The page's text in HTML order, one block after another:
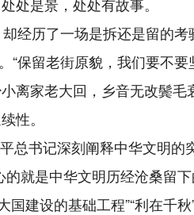
经历了一场是拆还是留的考
保留老街原貌，我们要不要
离家老大回，乡音无改鬓
性。
书记深刻阐释中华文明的
就是中华文明历经沧桑留
建设的基础工程”“利在千